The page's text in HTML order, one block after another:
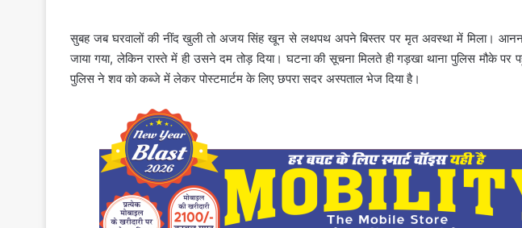
सुबह जब घरवालों की नींद खुली तो अजय सिंह खून से लथपथ अपने बिस्तर पर मृत अवस्था में मिला।
जाया गया, लेकिन रास्ते में ही उसने दम तोड़ दिया। घटना की सूचना मिलते ही गड़खा थाना पुलिस मौके
पुलिस ने शव को कब्जे में लेकर पोस्टमार्टम के लिए छपरा सदर अस्पताल भेज दिया है।